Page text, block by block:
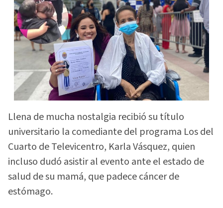
Llena de mucha nostalgia recibió su título
universitario la comediante del programa Los del
Cuarto de Televicentro, Karla Vásquez, quien
incluso dudó asistir al evento ante el estado de
salud de su mamá, que padece cáncer de
estómago.